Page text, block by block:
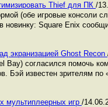
Thief для ПК /
(обе игровые консоли
Square Enix
экранизацией Ghost Recon
согласился помочь
Бэй известен зрителям
мультиплеерных игр /